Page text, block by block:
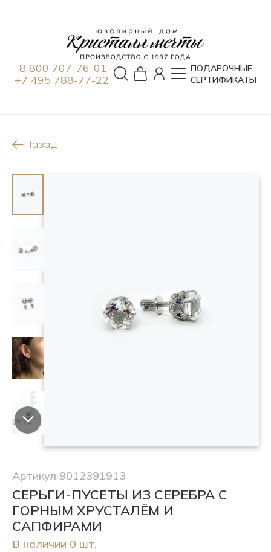
8 800 707-76-01
+7 495 788-77-22
ПОДАРОЧНЫЕ
СЕРТИФИКАТЫ
Назад
Артикул 9012391913
СЕРЬГИ-ПУСЕТЫ ИЗ СЕРЕБРА С
ГОРНЫМ ХРУСТАЛЁМ И
САПФИРАМИ
В наличии 0 шт.